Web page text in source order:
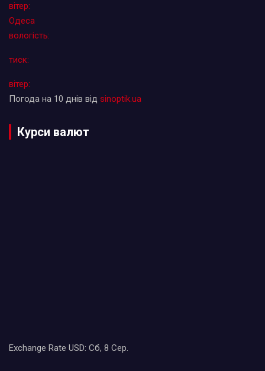
вітер:
Одеса
вологість:
тиск:
вітер:
Погода на 10 днів від sinoptik.ua
Курси валют
Exchange Rate USD: Сб, 8 Сер.